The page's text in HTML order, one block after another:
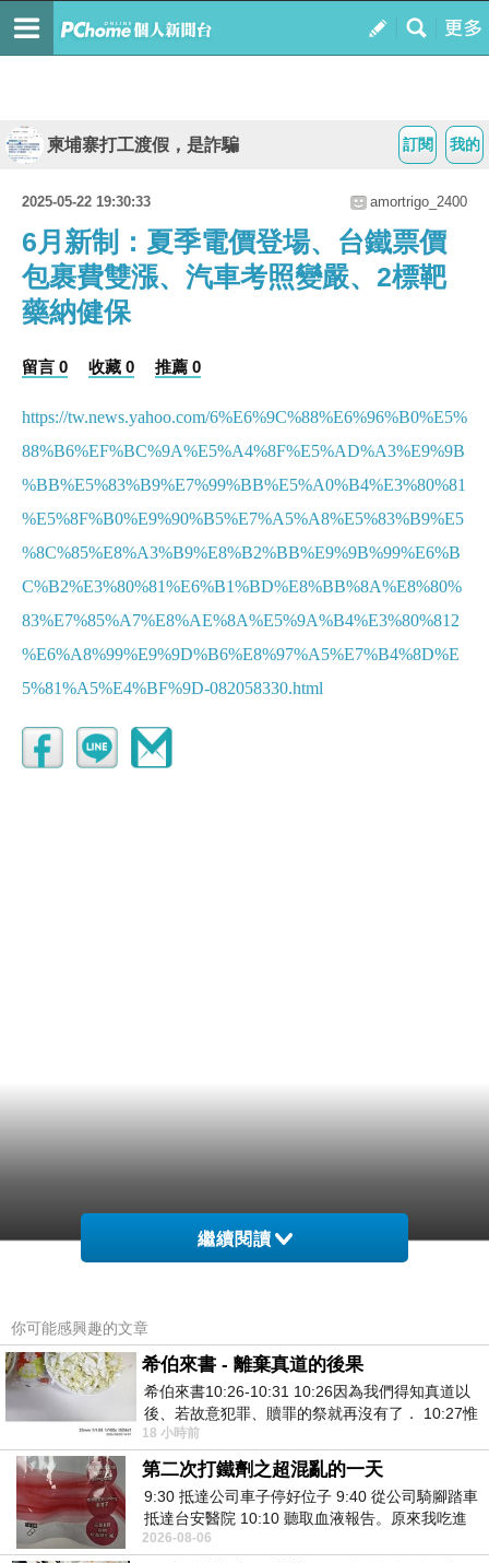
我的
訂閱
柬埔寨打工渡假，是詐騙
2025-05-22 19:30:33 amortrigo_2400
6月新制：夏季電價登場、台鐵票價
包裹費雙漲、汽車考照變嚴、2標靶
藥納健保
留言 0 收藏 0 推薦 0
https://tw.news.yahoo.com/6%E6%9C%88%E6%96%B0%E5%
88%B6%EF%BC%9A%E5%A4%8F%E5%AD%A3%E9%9B
%BB%E5%83%B9%E7%99%BB%E5%A0%B4%E3%80%81
%E5%8F%B0%E9%90%B5%E7%A5%A8%E5%83%B9%E5
%8C%85%E8%A3%B9%E8%B2%BB%E9%9B%99%E6%B
C%B2%E3%80%81%E6%B1%BD%E8%BB%8A%E8%80%
83%E7%85%A7%E8%AE%8A%E5%9A%B4%E3%80%812
%E6%A8%99%E9%9D%B6%E8%97%A5%E7%B4%8D%E
5%81%A5%E4%BF%9D-082058330.html
繼續閱讀
你可能感興趣的文章
希伯來書 - 離棄真道的後果
希伯來書10:26-10:31 10:26因為我們得知真道以
後、若故意犯罪、贖罪的祭就再沒有了． 10:27惟
有戰懼等候審判和那燒滅眾敵人的烈火
18 小時前
第二次打鐵劑之超混亂的一天
9:30 抵達公司車子停好位子 9:40 從公司騎腳踏車
抵達台安醫院 10:10 聽取血液報告。原來我吃進
去的 B12 彌可保並非沒有吸收而是超
2026-08-06